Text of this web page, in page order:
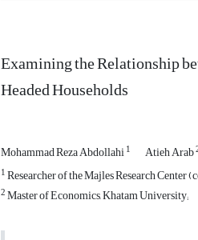
Examining the Relationship
Headed Households
Mohammad Reza Abdollahi1 Atieh Arab
1Researcher of the Majles Research Center
2Master of Economics, Khatam University;